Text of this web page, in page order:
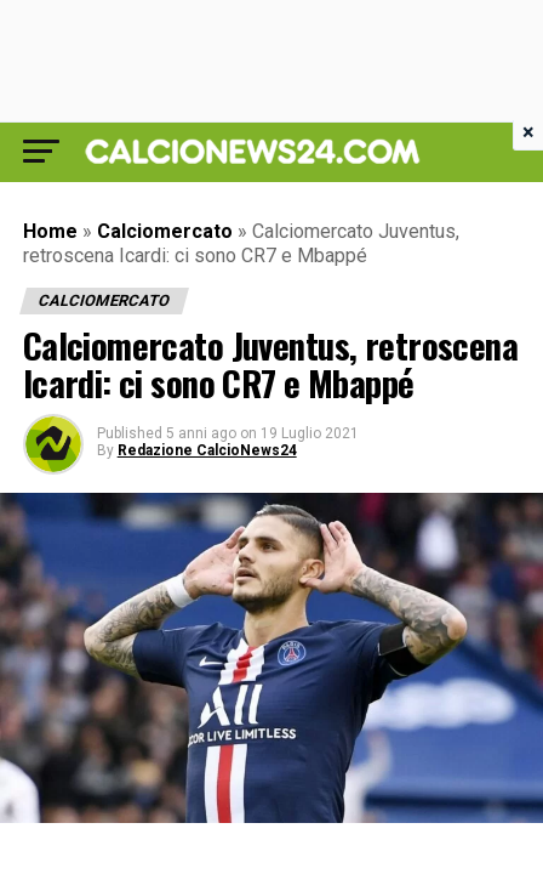
Home » Calciomercato » Calciomercato Juventus,
retroscena Icardi: ci sono CR7 e Mbappé
CALCIOMERCATO
Calciomercato Juventus, retroscena
Icardi: ci sono CR7 e Mbappé
Published 5 anni ago on 19 Luglio 2021
By Redazione CalcioNews24
×